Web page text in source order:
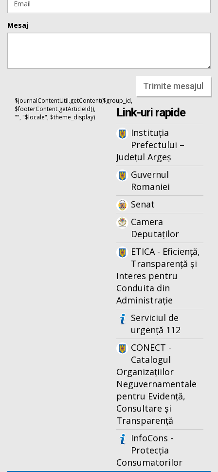
Mesaj
Trimite mesajul
$journalContentUtil.getContent($group_id,
$footerContent.getArticleId(),
"", "$locale", $theme_display)
Link-uri rapide
Instituția
Prefectului –
Județul Argeș
Guvernul
Romaniei
Senat
Camera
Deputaților
ETICA - Eficiență,
Transparență și
Interes pentru
Conduita din
Administrație
Serviciul de
urgență 112
CONECT -
Catalogul
Organizațiilor
Neguvernamentale
pentru Evidență,
Consultare și
Transparență
InfoCons -
Protecția
Consumatorilor